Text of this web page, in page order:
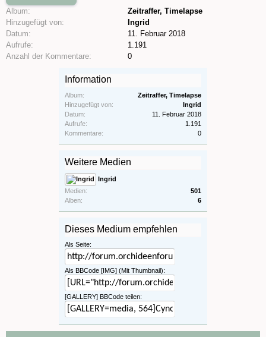
Album:
Zeitraffer, Timelapse
Hinzugefügt von:
Ingrid
Datum:
11. Februar 2018
Aufrufe:
1.191
Anzahl der Kommentare:
0
Information
Album:
Zeitraffer, Timelapse
Hinzugefügt von:
Ingrid
Datum:
11. Februar 2018
Aufrufe:
1.191
Kommentare:
0
Weitere Medien
Ingrid
Medien:
501
Alben:
6
Dieses Medium empfehlen
Als Seite:
Als BBCode [IMG] (Mit Thumbnail):
[GALLERY] BBCode teilen: